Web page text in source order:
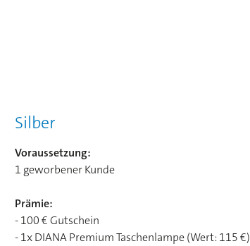
Silber
Voraussetzung:
1 geworbener Kunde
Prämie:
- 100 € Gutschein
- 1x DIANA Premium Taschenlampe (Wert: 115 €)